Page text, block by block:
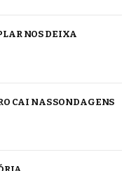
NOS DEIXA
CAI NAS SONDAGENS